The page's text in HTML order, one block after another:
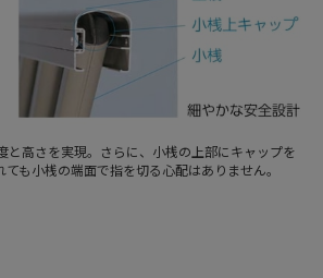
と高さを実現。さらに、小桟の上部にキャップを
も小桟の端面で指を切る心配はありません。